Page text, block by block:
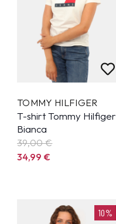
TOMMY HILFIGER
T-shirt Tommy Hilfiger
Bianca
39,00 €
34,99€
10%